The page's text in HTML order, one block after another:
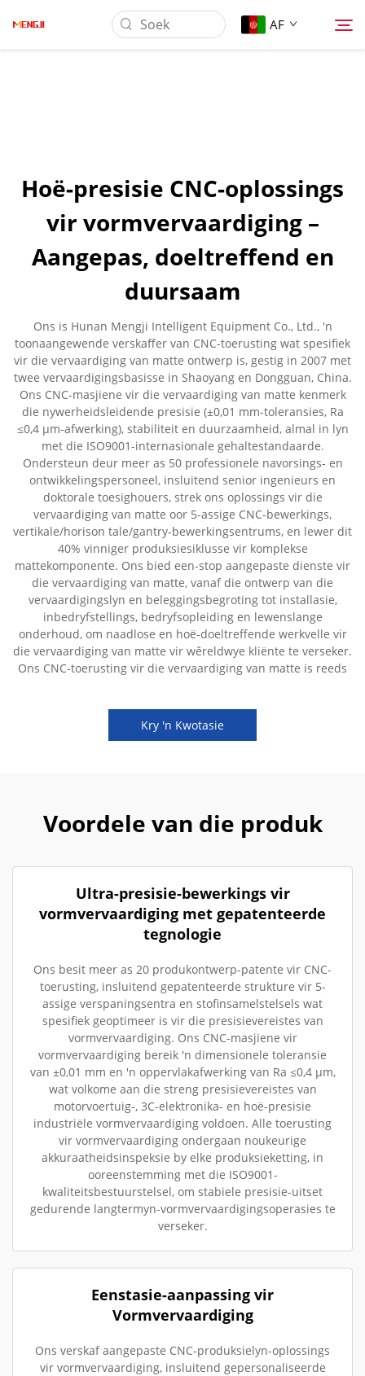
AF
Toepassing
Laai Af
Kontak Ons
Hoë-presisie CNC-oplossings
vir vormvervaardiging –
Aangepas, doeltreffend en
duursaam
Ons is Hunan Mengji Intelligent Equipment Co., Ltd., 'n
toonaangewende verskaffer van CNC-toerusting wat spesifiek
vir die vervaardiging van matte ontwerp is, gestig in 2007 met
twee vervaardigingsbasisse in Shaoyang en Dongguan, China.
Ons CNC-masjiene vir die vervaardiging van matte kenmerk
die nywerheidsleidende presisie (±0,01 mm-toleransies, Ra
≤0,4 µm-afwerking), stabiliteit en duurzaamheid, almal in lyn
met die ISO9001-internasionale gehaltestandaarde.
Ondersteun deur meer as 50 professionele navorsings- en
ontwikkelingspersoneel, insluitend senior ingenieurs en
doktorale toesighouers, strek ons oplossings vir die
vervaardiging van matte oor 5-assige CNC-bewerkings,
vertikale/horison tale/gantry-bewerkingsentrums, en lewer dit
40% vinniger produksiesiklusse vir komplekse
mattekomponente. Ons bied een-stop aangepaste dienste vir
die vervaardiging van matte, vanaf die ontwerp van die
vervaardigingslyn en beleggingsbegroting tot installasie,
inbedryfstellings, bedryfsopleiding en lewenslange
onderhoud, om naadlose en hoë-doeltreffende werkvelle vir
die vervaardiging van matte vir wêreldwye kliënte te verseker.
Ons CNC-toerusting vir die vervaardiging van matte is reeds
Kry 'n Kwotasie
Voordele van die produk
Ultra-presisie-bewerkings vir
vormvervaardiging met gepatenteerde
tegnologie
Ons besit meer as 20 produkontwerp-patente vir CNC-
toerusting, insluitend gepatenteerde strukture vir 5-
assige verspaningsentra en stofinsamelstelsels wat
spesifiek geoptimeer is vir die presisievereistes van
vormvervaardiging. Ons CNC-masjiene vir
vormvervaardiging bereik 'n dimensionele toleransie
van ±0,01 mm en 'n oppervlakafwerking van Ra ≤0,4 µm,
wat volkome aan die streng presisievereistes van
motorvoertuig-, 3C-elektronika- en hoë-presisie
industriële vormvervaardiging voldoen. Alle toerusting
vir vormvervaardiging ondergaan noukeurige
akkuraatheidsinspeksie by elke produksieketting, in
ooreenstemming met die ISO9001-
kwaliteitsbestuurstelsel, om stabiele presisie-uitset
gedurende langtermyn-vormvervaardigingsoperasies te
verseker.
Eenstasie-aanpassing vir
Vormvervaardiging
Ons verskaf aangepaste CNC-produksielyn-oplossings
vir vormvervaardiging, insluitend gepersonaliseerde